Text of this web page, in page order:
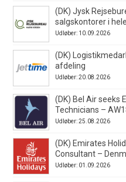
(DK) Jysk
salgskontorer i
Udløber: 10.09.2026
(DK)
afdeling
Udløber: 20.08.2026
(DK) Bel Air seeks
Technicians –
Udløber: 25.08.2026
(DK) Emirates
Consultant –
Udløber: 01.09.2026